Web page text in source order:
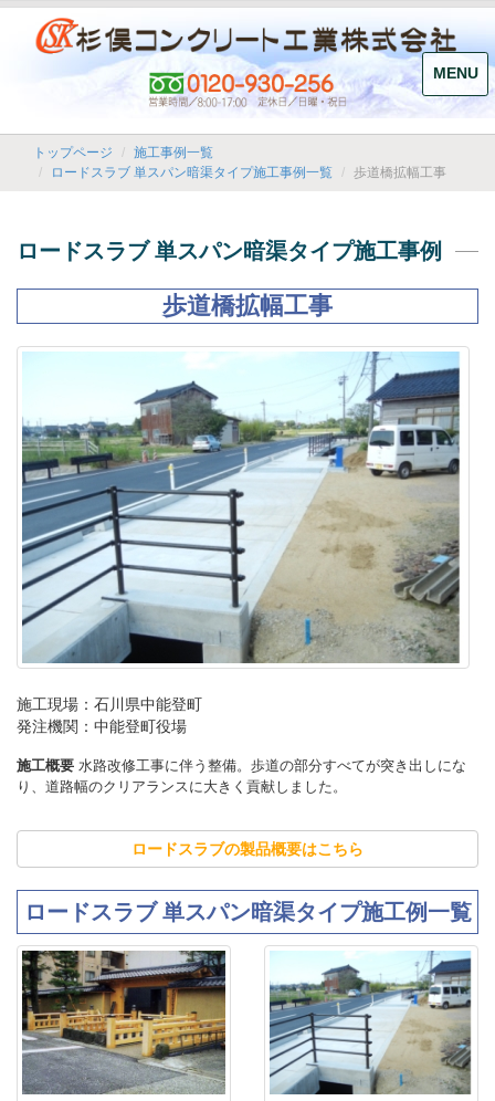
トップページ
施工事例一覧
ロードスラブ 単スパン暗渠タイプ施工事例一覧
歩道橋拡幅工事
ロードスラブ 単スパン暗渠タイプ施工事例
歩道橋拡幅工事
施工現場：石川県中能登町
発注機関：中能登町役場
施工概要 水路改修工事に伴う整備。歩道の部分すべてが突き出しにな
り、道路幅のクリアランスに大きく貢献しました。
ロードスラブの製品概要はこちら
ロードスラブ 単スパン暗渠タイプ施工例一覧
MENU